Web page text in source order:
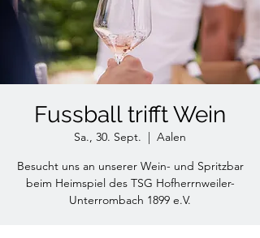
Fussball trifft Wein
Sa., 30. Sept.
  |
Aalen
Besucht uns an unserer Wein- und Spritzbar
beim Heimspiel des TSG Hofherrnweiler-
Unterrombach 1899 e.V.